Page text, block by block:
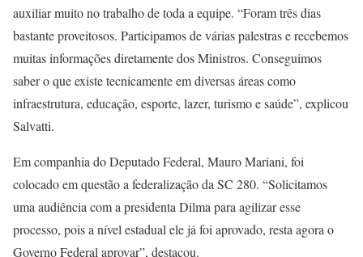
auxiliar muito no trabalho de toda a equipe. “Foram três dias
bastante proveitosos. Participamos de várias palestras e recebemos
muitas informações diretamente dos Ministros. Conseguimos
saber o que existe tecnicamente em diversas áreas como
infraestrutura, educação, esporte, lazer, turismo e saúde”, explicou
Salvatti.
Em companhia do Deputado Federal, Mauro Mariani, foi
colocado em questão a federalização da SC 280. “Solicitamos
uma audiência com a presidenta Dilma para agilizar esse
processo, pois a nível estadual ele já foi aprovado, resta agora o
Governo Federal aprovar”, destacou.